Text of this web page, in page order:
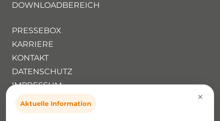
×
Aktuelle Information
DOWNLOADBEREICH
PRESSEBOX
KARRIERE
KONTAKT
DATENSCHUTZ
IMPRESSUM
Deutsche Arzt AG